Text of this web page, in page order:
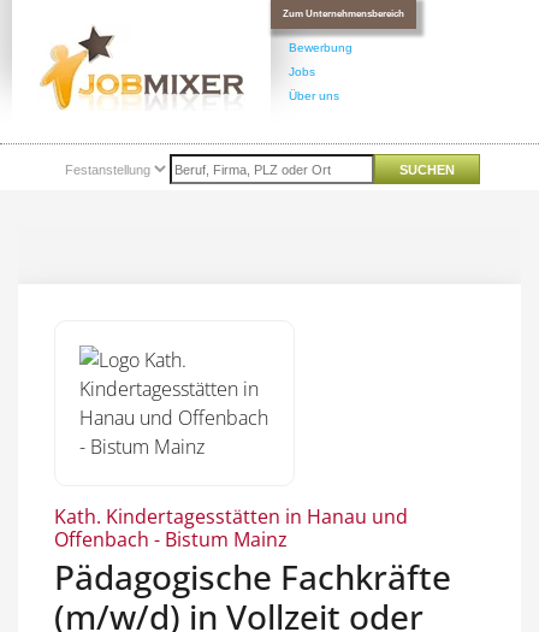
Zum Unternehmensbereich
Bewerbung
Jobs
Über uns